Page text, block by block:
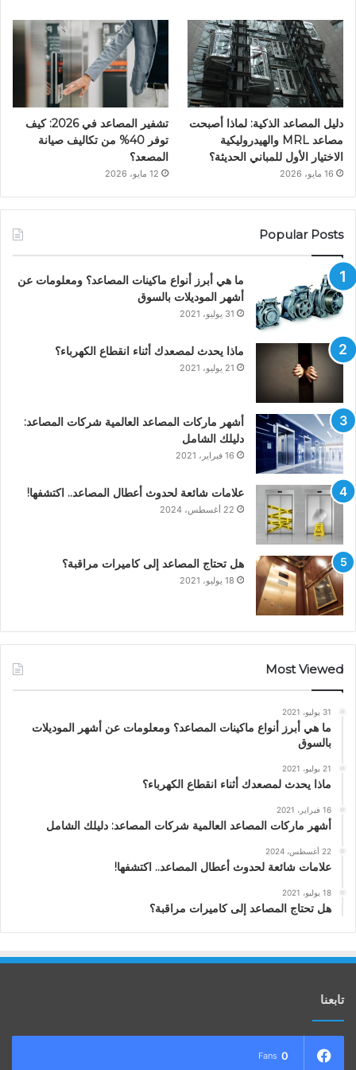
دليل المصاعد الذكية: لماذا أصبحت
مصاعد MRL والهيدروليكية
الاختيار الأول للمباني الحديثة؟
16 مايو، 2026
تشفير المصاعد في 2026: كيف
توفر 40% من تكاليف صيانة
المصعد؟
12 مايو، 2026
Popular Posts
ما هي أبرز أنواع ماكينات المصاعد؟ ومعلومات عن
أشهر الموديلات بالسوق
31 يوليو، 2021
ماذا يحدث لمصعدك أثناء انقطاع الكهرباء؟
21 يوليو، 2021
أشهر ماركات المصاعد العالمية شركات المصاعد:
دليلك الشامل
16 فبراير، 2021
علامات شائعة لحدوث أعطال المصاعد.. اكتشفها!
22 أغسطس، 2024
هل تحتاج المصاعد إلى كاميرات مراقبة؟
18 يوليو، 2021
Most Viewed
31 يوليو، 2021
ما هي أبرز أنواع ماكينات المصاعد؟ ومعلومات عن أشهر الموديلات
بالسوق
21 يوليو، 2021
ماذا يحدث لمصعدك أثناء انقطاع الكهرباء؟
16 فبراير، 2021
أشهر ماركات المصاعد العالمية شركات المصاعد: دليلك الشامل
22 أغسطس، 2024
علامات شائعة لحدوث أعطال المصاعد.. اكتشفها!
18 يوليو، 2021
هل تحتاج المصاعد إلى كاميرات مراقبة؟
تابعنا
0
Fans